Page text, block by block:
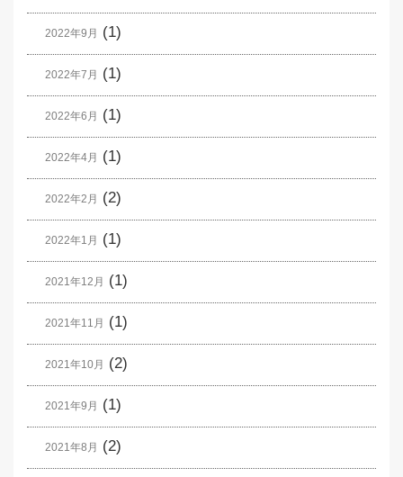
2022年9月 (1)
2022年7月 (1)
2022年6月 (1)
2022年4月 (1)
2022年2月 (2)
2022年1月 (1)
2021年12月 (1)
2021年11月 (1)
2021年10月 (2)
2021年9月 (1)
2021年8月 (2)